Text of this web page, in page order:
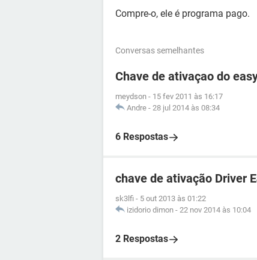
Compre-o, ele é programa pago.
Conversas semelhantes
Chave de ativaçao do
meydson - 15 fev 2011 às 16:17
Andre - 28 jul 2014 às 08:34
6 Respostas
chave de ativação Driver
sk3lfi - 5 out 2013 às 01:22
izidorio dimon - 22 nov 2014 às 10:04
2 Respostas